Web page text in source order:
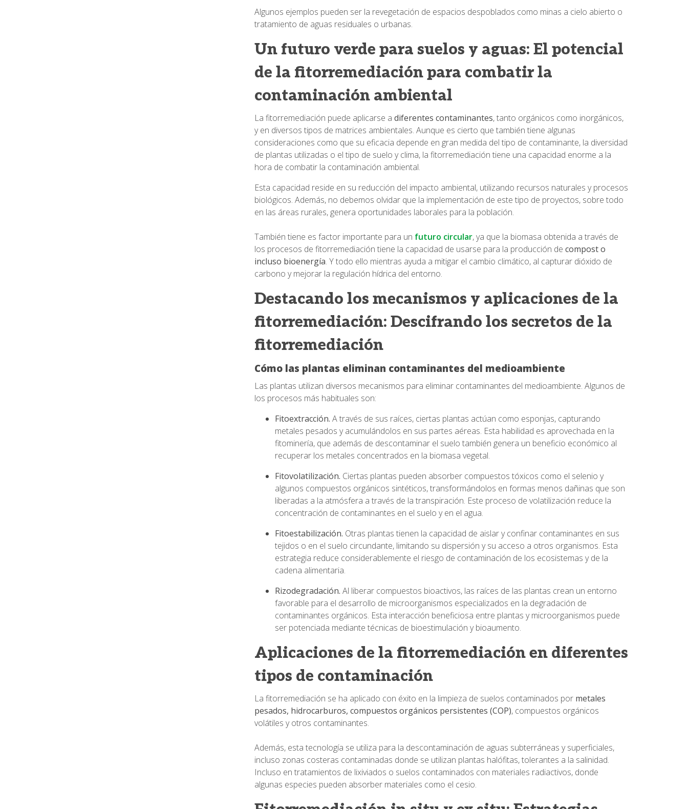
Algunos ejemplos pueden ser la revegetación de espacios despoblados como minas a cielo abierto o
tratamiento de aguas residuales o urbanas.
Un futuro verde para suelos y aguas: El potencial
de la fitorremediación para combatir la
contaminación ambiental
La fitorremediación puede aplicarse a diferentes contaminantes, tanto orgánicos como inorgánicos,
y en diversos tipos de matrices ambientales. Aunque es cierto que también tiene algunas
consideraciones como que su eficacia depende en gran medida del tipo de contaminante, la diversidad
de plantas utilizadas o el tipo de suelo y clima, la fitorremediación tiene una capacidad enorme a la
hora de combatir la contaminación ambiental.
Esta capacidad reside en su reducción del impacto ambiental, utilizando recursos naturales y procesos
biológicos. Además, no debemos olvidar que la implementación de este tipo de proyectos, sobre todo
en las áreas rurales, genera oportunidades laborales para la población.
También tiene es factor importante para un futuro circular, ya que la biomasa obtenida a través de
los procesos de fitorremediación tiene la capacidad de usarse para la producción de compost o
incluso bioenergía. Y todo ello mientras ayuda a mitigar el cambio climático, al capturar dióxido de
carbono y mejorar la regulación hídrica del entorno.
Destacando los mecanismos y aplicaciones de la
fitorremediación: Descifrando los secretos de la
fitorremediación
Cómo las plantas eliminan contaminantes del medioambiente
Las plantas utilizan diversos mecanismos para eliminar contaminantes del medioambiente. Algunos de
los procesos más habituales son:
Fitoextracción. A través de sus raíces, ciertas plantas actúan como esponjas, capturando
metales pesados y acumulándolos en sus partes aéreas. Esta habilidad es aprovechada en la
fitominería, que además de descontaminar el suelo también genera un beneficio económico al
recuperar los metales concentrados en la biomasa vegetal.
Fitovolatilización. Ciertas plantas pueden absorber compuestos tóxicos como el selenio y
algunos compuestos orgánicos sintéticos, transformándolos en formas menos dañinas que son
liberadas a la atmósfera a través de la transpiración. Este proceso de volatilización reduce la
concentración de contaminantes en el suelo y en el agua.
Fitoestabilización. Otras plantas tienen la capacidad de aislar y confinar contaminantes en sus
tejidos o en el suelo circundante, limitando su dispersión y su acceso a otros organismos. Esta
estrategia reduce considerablemente el riesgo de contaminación de los ecosistemas y de la
cadena alimentaria.
Rizodegradación. Al liberar compuestos bioactivos, las raíces de las plantas crean un entorno
favorable para el desarrollo de microorganismos especializados en la degradación de
contaminantes orgánicos. Esta interacción beneficiosa entre plantas y microorganismos puede
ser potenciada mediante técnicas de bioestimulación y bioaumento.
Aplicaciones de la fitorremediación en diferentes
tipos de contaminación
La fitorremediación se ha aplicado con éxito en la limpieza de suelos contaminados por metales
pesados, hidrocarburos, compuestos orgánicos persistentes (COP), compuestos orgánicos
volátiles y otros contaminantes.
Además, esta tecnología se utiliza para la descontaminación de aguas subterráneas y superficiales,
incluso zonas costeras contaminadas donde se utilizan plantas halófitas, tolerantes a la salinidad.
Incluso en tratamientos de lixiviados o suelos contaminados con materiales radiactivos, donde
algunas especies pueden absorber materiales como el cesio.